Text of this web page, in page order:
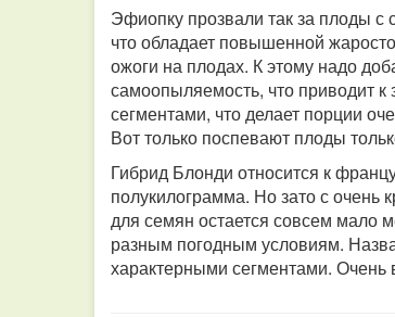
Эфиопку прозвали так за плоды
что обладает повышенной
ожоги на плодах. К этому надо
самоопыляемость, что приводит
сегментами, что делает порции
Вот только поспевают плоды
Гибрид Блонди относится к
полукилограмма. Но зато с очень
для семян остается совсем мало
разным погодным условиям.
характерными сегментами. Очень